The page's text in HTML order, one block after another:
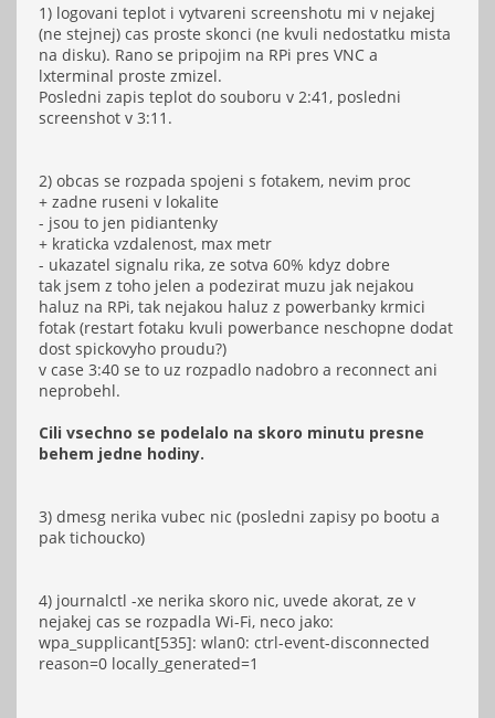
1) logovani teplot i vytvareni screenshotu mi v nejakej
(ne stejnej) cas proste skonci (ne kvuli nedostatku mista
na disku). Rano se pripojim na RPi pres VNC a
lxterminal proste zmizel.
Posledni zapis teplot do souboru v 2:41, posledni
screenshot v 3:11.
2) obcas se rozpada spojeni s fotakem, nevim proc
+ zadne ruseni v lokalite
- jsou to jen pidiantenky
+ kraticka vzdalenost, max metr
- ukazatel signalu rika, ze sotva 60% kdyz dobre
tak jsem z toho jelen a podezirat muzu jak nejakou
haluz na RPi, tak nejakou haluz z powerbanky krmici
fotak (restart fotaku kvuli powerbance neschopne dodat
dost spickovyho proudu?)
v case 3:40 se to uz rozpadlo nadobro a reconnect ani
neprobehl.
Cili vsechno se podelalo na skoro minutu presne
behem jedne hodiny.
3) dmesg nerika vubec nic (posledni zapisy po bootu a
pak tichoucko)
4) journalctl -xe nerika skoro nic, uvede akorat, ze v
nejakej cas se rozpadla Wi-Fi, neco jako:
wpa_supplicant[535]: wlan0: ctrl-event-disconnected
reason=0 locally_generated=1